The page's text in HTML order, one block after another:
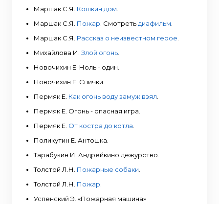
Маршак С.Я. Кошкин дом.
Маршак С.Я. Пожар. Смотретьдиафильм.
Маршак С.Я. Рассказ о неизвестном герое.
Михайлова И. Злой огонь.
Новочихин Е. Ноль - один.
Новочихин Е. Спички.
Пермяк Е. Как огонь воду замуж взял.
Пермяк Е. Огонь - опасная игра.
Пермяк Е. От костра до котла.
Поликутин Е. Антошка.
Тарабукин И. Андрейкино дежурство.
Толстой Л.Н. Пожарные собаки.
Толстой Л.Н. Пожар.
Успенский Э. «Пожарная машина»